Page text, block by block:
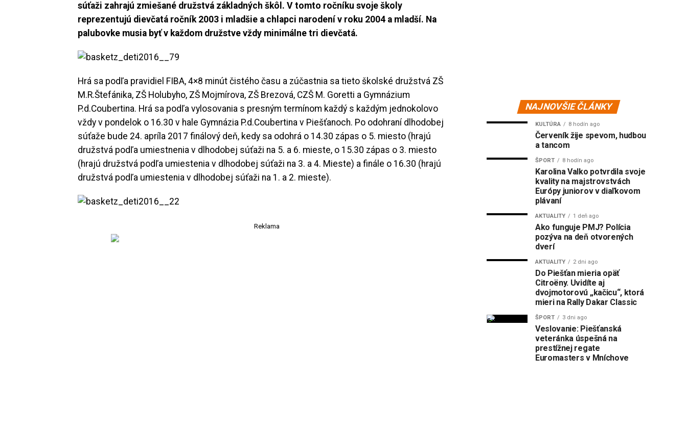
súťaži zahrajú zmiešané družstvá základných škôl. V tomto ročníku svoje školy
reprezentujú dievčatá ročník 2003 i mladšie a chlapci narodení v roku 2004 a mladší. Na
palubovke musia byť v každom družstve vždy minimálne tri dievčatá.
Hrá sa podľa pravidiel FIBA, 4×8 minút čistého času a zúčastnia sa tieto školské družstvá ZŠ
M.R.Štefánika, ZŠ Holubyho, ZŠ Mojmírova, ZŠ Brezová, CZŠ M. Goretti a Gymnázium
P.d.Coubertina. Hrá sa podľa vylosovania s presným termínom každý s každým jednokolovo
vždy v pondelok o 16.30 v hale Gymnázia P.d.Coubertina v Piešťanoch. Po odohraní dlhodobej
súťaže bude 24. apríla 2017 finálový deň, kedy sa odohrá o 14.30 zápas o 5. miesto (hrajú
družstvá podľa umiestnenia v dlhodobej súťaži na 5. a 6. mieste, o 15.30 zápas o 3. miesto
(hrajú družstvá podľa umiestenia v dlhodobej súťaži na 3. a 4. Mieste) a finále o 16.30 (hrajú
družstvá podľa umiestenia v dlhodobej súťaži na 1. a 2. mieste).
Reklama
NAJNOVŠIE ČLÁNKY
KULTÚRA 8 hodín ago
Červeník žije spevom, hudbou
a tancom
ŠPORT 8 hodín ago
Karolina Valko potvrdila svoje
kvality na majstrovstvách
Európy juniorov v diaľkovom
plávaní
AKTUALITY 1 deň ago
Ako funguje PMJ? Polícia
pozýva na deň otvorených
dverí
AKTUALITY 2 dni ago
Do Piešťan mieria opäť
Citroëny. Uvidíte aj
dvojmotorovú „kačicu“, ktorá
mieri na Rally Dakar Classic
ŠPORT 3 dni ago
Veslovanie: Piešťanská
veteránka úspešná na
prestížnej regate
Euromasters v Mníchove